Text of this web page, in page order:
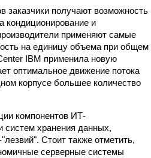
заказчики получают возможность
кондиционирование и
применяют самые
на единицу объема при общем
IBM применила новую
оптимальное движение потока
корпусе большее количество
компонентов ИТ-
систем хранения данных,
Стоит также отметить,
серверные системы